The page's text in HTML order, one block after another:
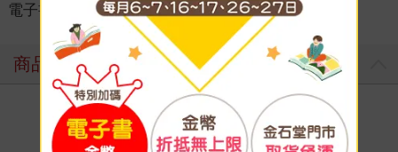
電子書 文學 ＞ 圖文繪本 ＞ 華文圖文
商品評價
寫評價